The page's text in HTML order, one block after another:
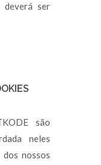
deverá ser
são
neles
nossos